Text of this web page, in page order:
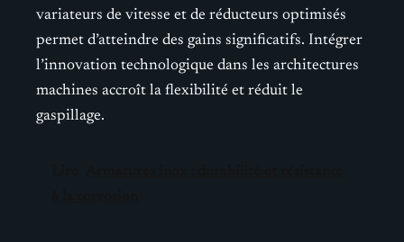
variateurs de vitesse et de réducteurs optimisés
permet d’atteindre des gains significatifs. Intégrer
l’innovation technologique dans les architectures
machines accroît la flexibilité et réduit le
gaspillage.